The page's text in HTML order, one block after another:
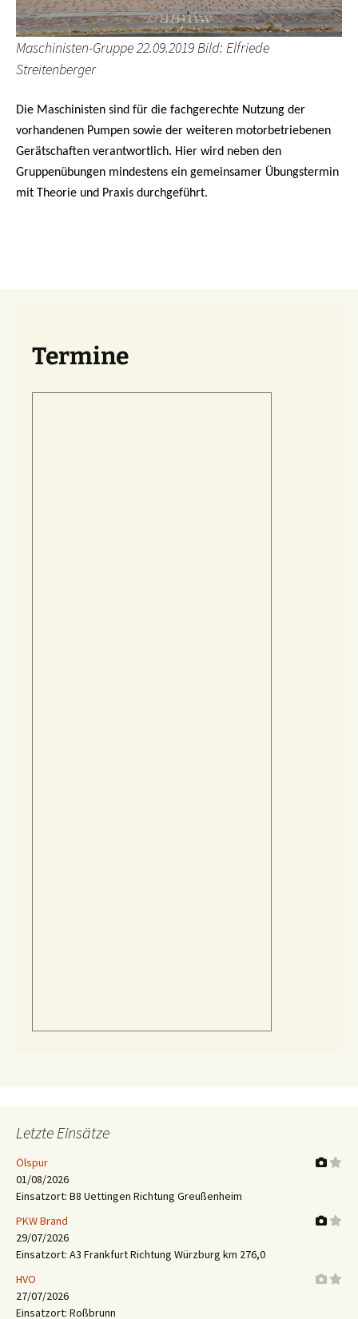
Maschinisten-Gruppe 22.09.2019 Bild: Elfriede
Streitenberger
Die Maschinisten sind für die fachgerechte Nutzung der
vorhandenen Pumpen sowie der weiteren motorbetriebenen
Gerätschaften verantwortlich. Hier wird neben den
Gruppenübungen mindestens ein gemeinsamer Übungstermin
mit Theorie und Praxis durchgeführt.
Termine
Letzte Einsätze
Ölspur
01/08/2026
Einsatzort: B8 Uettingen Richtung Greußenheim
PKW Brand
29/07/2026
Einsatzort: A3 Frankfurt Richtung Würzburg km 276,0
HVO
27/07/2026
Einsatzort: Roßbrunn